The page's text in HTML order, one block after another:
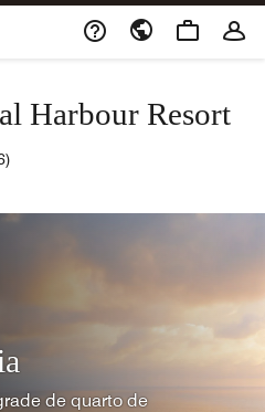
Harbour Resort
de quarto de